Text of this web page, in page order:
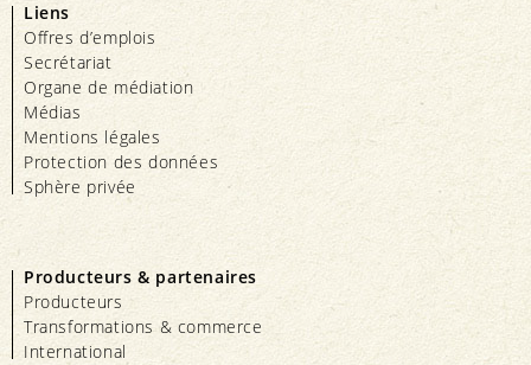
Liens
Offres d’emplois
Secrétariat
Organe de médiation
Médias
Mentions légales
Protection des données
Sphère privée
Producteurs & partenaires
Producteurs
Transformations & commerce
International